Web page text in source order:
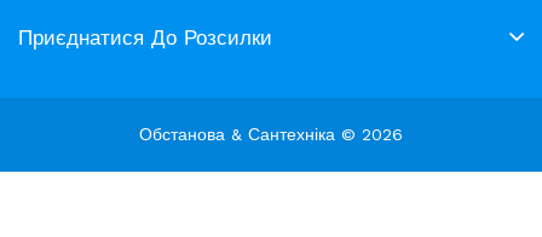
Приєднатися До Розсилки
Обстанова & Сантехніка © 2026